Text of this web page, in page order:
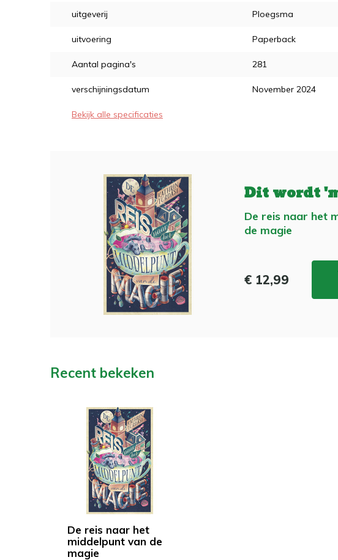
uitgeverij Ploegsma
uitvoering Paperback
Aantal pagina's 281
verschijningsdatum November 2024
Bekijk alle specificaties
Dit wordt
De reis naar het
de magie
€ 12,99
Recent bekeken
De reis naar het
middelpunt van de
magie